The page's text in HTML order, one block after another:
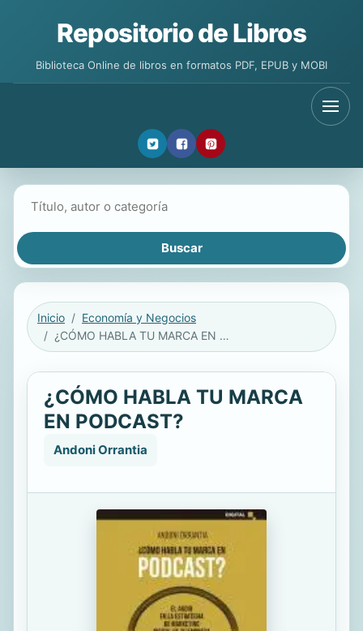
Repositorio de Libros
Biblioteca Online de libros en formatos PDF, EPUB y MOBI
Inicio
Economía y Negocios
¿CÓMO HABLA TU MARCA EN PODCAST?
¿CÓMO HABLA TU MARCA
EN PODCAST?
Andoni Orrantia